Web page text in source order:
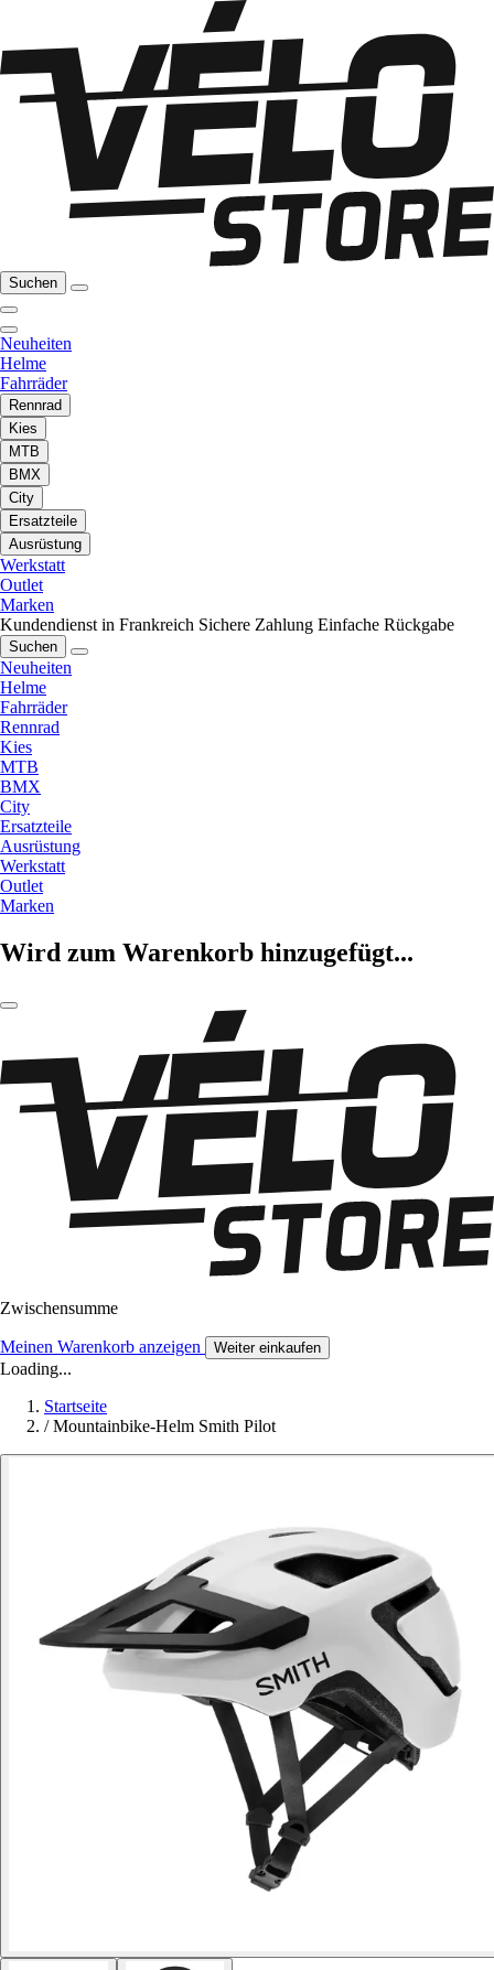
Suchen
Neuheiten
Helme
Fahrräder
Rennrad
Kies
MTB
BMX
City
Ersatzteile
Ausrüstung
Werkstatt
Outlet
Marken
Kundendienst in Frankreich Sichere Zahlung Einfache Rückgabe
Suchen
Neuheiten
Helme
Fahrräder
Rennrad
Kies
MTB
BMX
City
Ersatzteile
Ausrüstung
Werkstatt
Outlet
Marken
Wird zum Warenkorb hinzugefügt...
Zwischensumme
Meinen Warenkorb anzeigen Weiter einkaufen
Loading...
Startseite
/ Mountainbike-Helm Smith Pilot